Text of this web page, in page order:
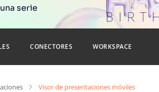
serie
CONECTORES WORKSPACE
Visor de presentaciones móviles